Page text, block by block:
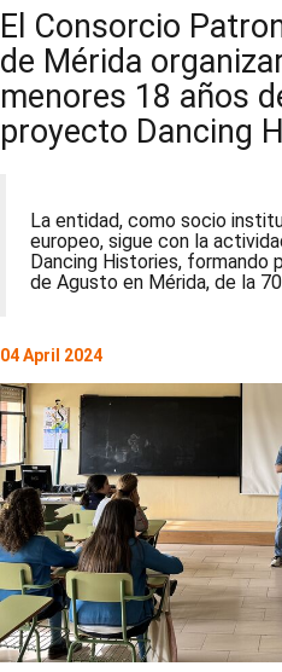
El Consorcio
de Mérida
menores 18 años
proyecto Dancing
La entidad, como socio
europeo, sigue con la
Dancing Histories, formando
de Agusto en Mérida, de la
04 April 2024